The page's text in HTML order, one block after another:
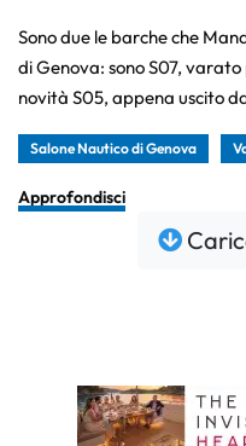
Sono due le barche che
di Genova: sono S07,
novità S05, appena uscito
Salone Nautico di Genova
Approfondisci